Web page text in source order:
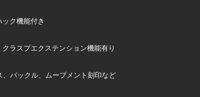
ク機能付き
ラスプエクステンション機能有り
ックル、ムーブメント刻印など